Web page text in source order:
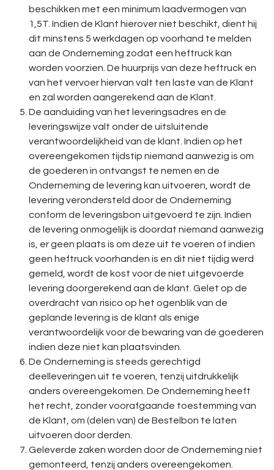
beschikken met een minimum laadvermogen van
1,5T. Indien de Klant hierover niet beschikt, dient hij
dit minstens 5 werkdagen op voorhand te melden
aan de Onderneming zodat een heftruck kan
worden voorzien. De huurprijs van deze heftruck en
van het vervoer hiervan valt ten laste van de Klant
en zal worden aangerekend aan de Klant.
De aanduiding van het leveringsadres en de
leveringswijze valt onder de uitsluitende
verantwoordelijkheid van de klant. Indien op het
overeengekomen tijdstip niemand aanwezig is om
de goederen in ontvangst te nemen en de
Onderneming de levering kan uitvoeren, wordt de
levering verondersteld door de Onderneming
conform de leveringsbon uitgevoerd te zijn. Indien
de levering onmogelijk is doordat niemand aanwezig
is, er geen plaats is om deze uit te voeren of indien
geen heftruck voorhanden is en dit niet tijdig werd
gemeld, wordt de kost voor de niet uitgevoerde
levering doorgerekend aan de klant. Gelet op de
overdracht van risico op het ogenblik van de
geplande levering is de klant als enige
verantwoordelijk voor de bewaring van de goederen
indien deze niet kan plaatsvinden.
De Onderneming is steeds gerechtigd
deelleveringen uit te voeren, tenzij uitdrukkelijk
anders overeengekomen. De Onderneming heeft
het recht, zonder voorafgaande toestemming van
de Klant, om (delen van) de Bestelbon te laten
uitvoeren door derden.
Geleverde zaken worden door de Onderneming niet
gemonteerd, tenzij anders overeengekomen.